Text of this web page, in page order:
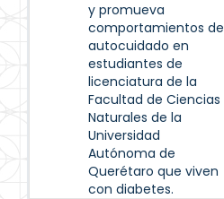
y promueva
comportamientos de
autocuidado en
estudiantes de
licenciatura de la
Facultad de Ciencias
Naturales de la
Universidad
Autónoma de
Querétaro que viven
con diabetes.